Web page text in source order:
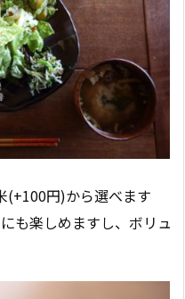
(+100円)から選べます
も楽しめますし、ボリュ